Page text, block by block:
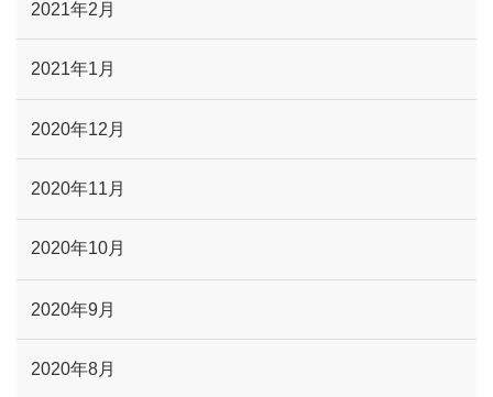
2021年2月
2021年1月
2020年12月
2020年11月
2020年10月
2020年9月
2020年8月